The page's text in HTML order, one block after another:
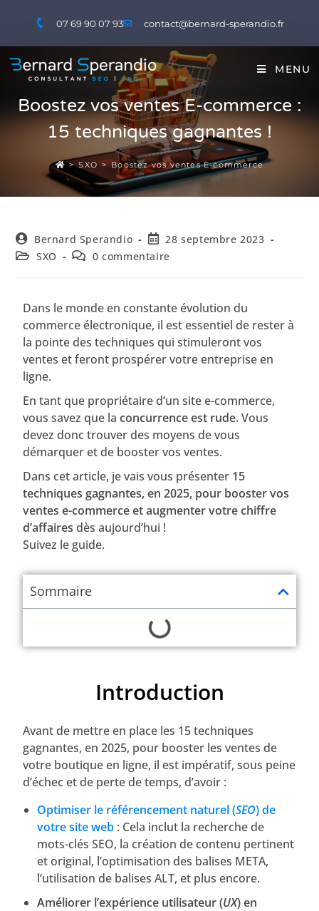
07 69 90 07 93 contact@bernard-sperandio.fr
MENU
Boostez vos ventes E-commerce :
15 techniques gagnantes !
> SXO > Boostez vos ventes E-commerce
Bernard Sperandio
28 septembre 2023
SXO
0 commentaire
Dans le monde en constante évolution du
commerce électronique, il est essentiel de rester à
la pointe des techniques qui stimuleront vos
ventes et feront prospérer votre entreprise en
ligne.
En tant que propriétaire d’un site e-commerce,
vous savez que laconcurrence est rude. Vous
devez donc trouver des moyens de vous
démarquer et de booster vos ventes.
Dans cet article, je vais vous présenter 15
techniques gagnantes, en 2025, pour booster vos
ventes e-commerce et augmenter votre chiffre
d’affaires dès aujourd’hui !
Suivez le guide.
Sommaire
Introduction
Avant de mettre en place les 15 techniques
gagnantes, en 2025, pour booster les ventes de
votre boutique en ligne, il est impératif, sous peine
d’échec et de perte de temps, d’avoir :
Optimiser le référencement naturel (SEO) de
votre site web : Cela inclut la recherche de
mots-clés SEO, la création de contenu pertinent
et original, l’optimisation des balises META,
l’utilisation de balises ALT, et plus encore.
Améliorer l’expérience utilisateur (UX) en